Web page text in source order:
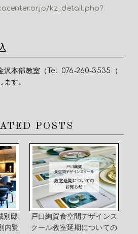
or.jp/kz_detail.php?
沢本部教室（Tel 076-260-3535 ）
す。
POSTS
別邸
内覧
戸口絢賀食空間デザインス
クール教室延期についての